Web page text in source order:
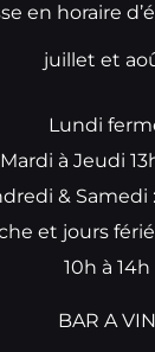
en horaire
juillet et
Lundi
Mardi à Jeudi
& Samedi
et jours
10h à 14h
BAR A VIN